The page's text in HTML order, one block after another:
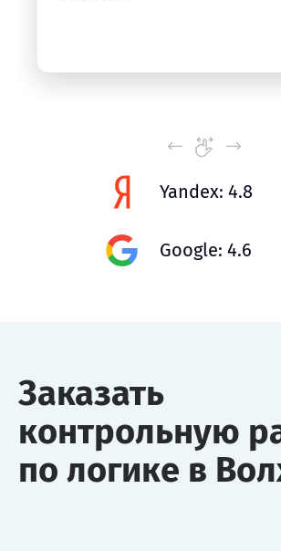
Yandex: 4.8
Google: 4.6
Заказать
контрольную
по логике в